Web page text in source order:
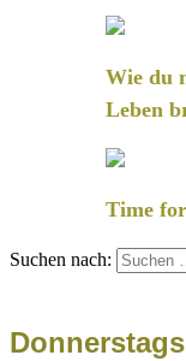
Wie du
Leben
Time
Suchen nach: